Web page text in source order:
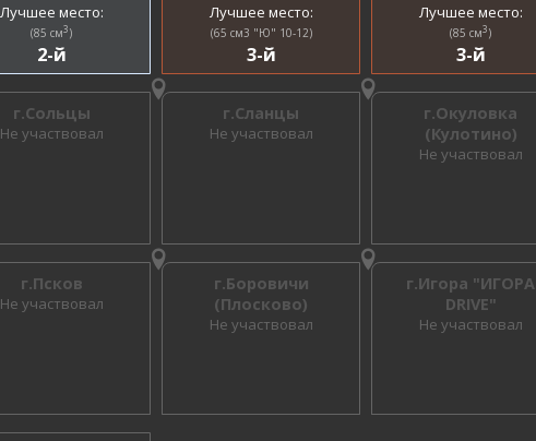
Лучшее место:
(85 см3)
2-й
Лучшее место:
(65 см3 "Ю" 10-12)
3-й
Лучшее место:
(85 см3)
3-й
г.Сольцы
Не участвовал
г.Сланцы
Не участвовал
г.Окуловка
(Кулотино)
Не участвовал
г.Псков
Не участвовал
г.Боровичи
(Плосково)
Не участвовал
г.Игора "ИГОРА
DRIVE"
Не участвовал